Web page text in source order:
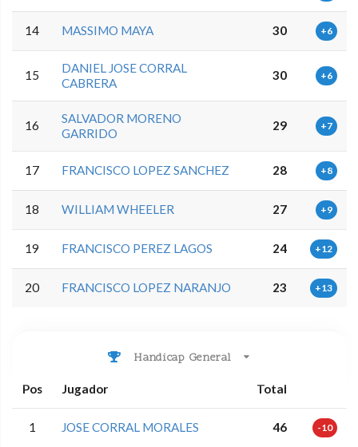
14 MASSIMO MAYA 30 +6
15
DANIEL JOSE CORRAL
CABRERA
30 +6
16
SALVADOR MORENO
GARRIDO
29 +7
17 FRANCISCO LOPEZ SANCHEZ 28 +8
18 WILLIAM WHEELER 27 +9
19 FRANCISCO PEREZ LAGOS 24 +12
20 FRANCISCO LOPEZ NARANJO 23 +13
Handicap General
Pos Jugador Total
1 JOSE CORRAL MORALES 46 -10